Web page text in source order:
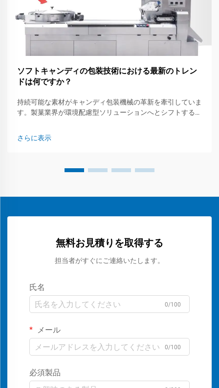
ソフトキャンディの包装技術における最新のトレン
ドは何ですか？
持続可能な素材がキャンディ包装機械の革新を牽引していま
す。製菓業界が環境配慮型ソリューションへとシフトする
換性が今や重要な性能指標となっています。Leadi...
さらに表示
無料お見積りを取得する
担当者がすぐにご連絡いたします。
氏名
0/100
メール
0/100
必須製品